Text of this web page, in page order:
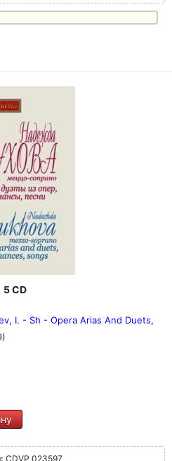
5 CD
I. - Sh - Opera Arias And Duets,
CDVP 023597